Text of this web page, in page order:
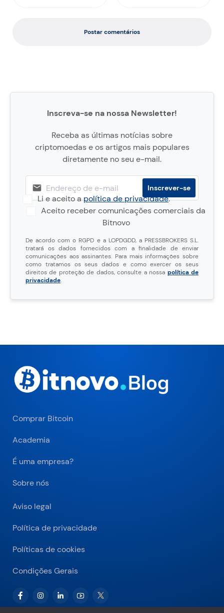
Postar comentários
Inscreva-se na nossa Newsletter!
Receba as últimas notícias sobre
criptomoedas e os artigos mais populares
diretamente no seu e-mail.
Li e aceito apolítica de privacidade.
Aceito receber comunicações comerciais da
Bitnovo
De acordo com o RGPD e a LOPDGDD, a PRESSBROKERS S.L.
tratará os dados fornecidos com a finalidade de enviar
comunicações aos assinantes. Para mais informações sobre
como tratamos os seus dados e como exercer os seus
direitos de proteção de dados, consulte a nossa política de
privacidade.
Comprar Bitcoin
Academia
É uma empresa?
Sobre nós
Aviso legal
Política de privacidade
Políticas de cookies
Condições Gerais